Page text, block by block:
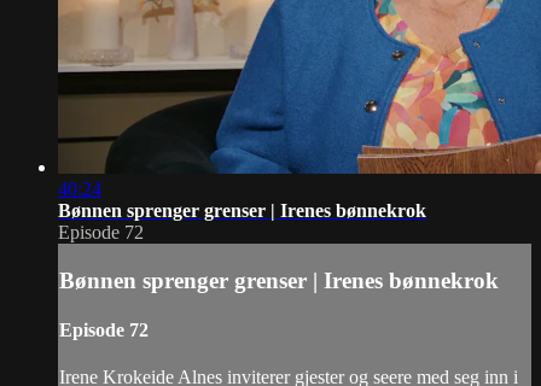
40:24
Bønnen sprenger grenser | Irenes bønnekrok
Episode 72
Bønnen sprenger grenser | Irenes bønnekrok
Episode 72
Irene Krokeide Alnes inviterer gjester og seere med seg inn i